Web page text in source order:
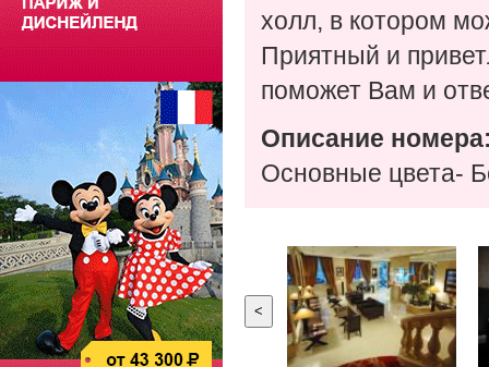
холл, в котором
Приятный и
поможет Вам и
Описание
Основные цвета-
<